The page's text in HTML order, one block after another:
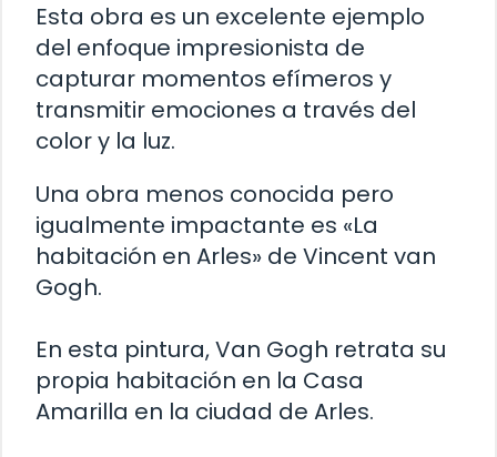
Esta obra es un excelente ejemplo
del enfoque impresionista de
capturar momentos efímeros y
transmitir emociones a través del
color y la luz.
Una obra menos conocida pero
igualmente impactante es «La
habitación en Arles» de Vincent van
Gogh.
En esta pintura, Van Gogh retrata su
propia habitación en la Casa
Amarilla en la ciudad de Arles.